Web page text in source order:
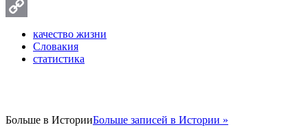
Twitter
Link
качество жизни
Словакия
статистика
Больше в ИсторииБольше записей в Истории »